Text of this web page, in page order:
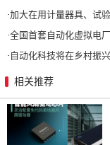
·加大在用计量器具、试验检测设备的自动化
·全国首套自动化虚拟电厂系
· 自动化科技将在乡村振兴工作中
相关推荐